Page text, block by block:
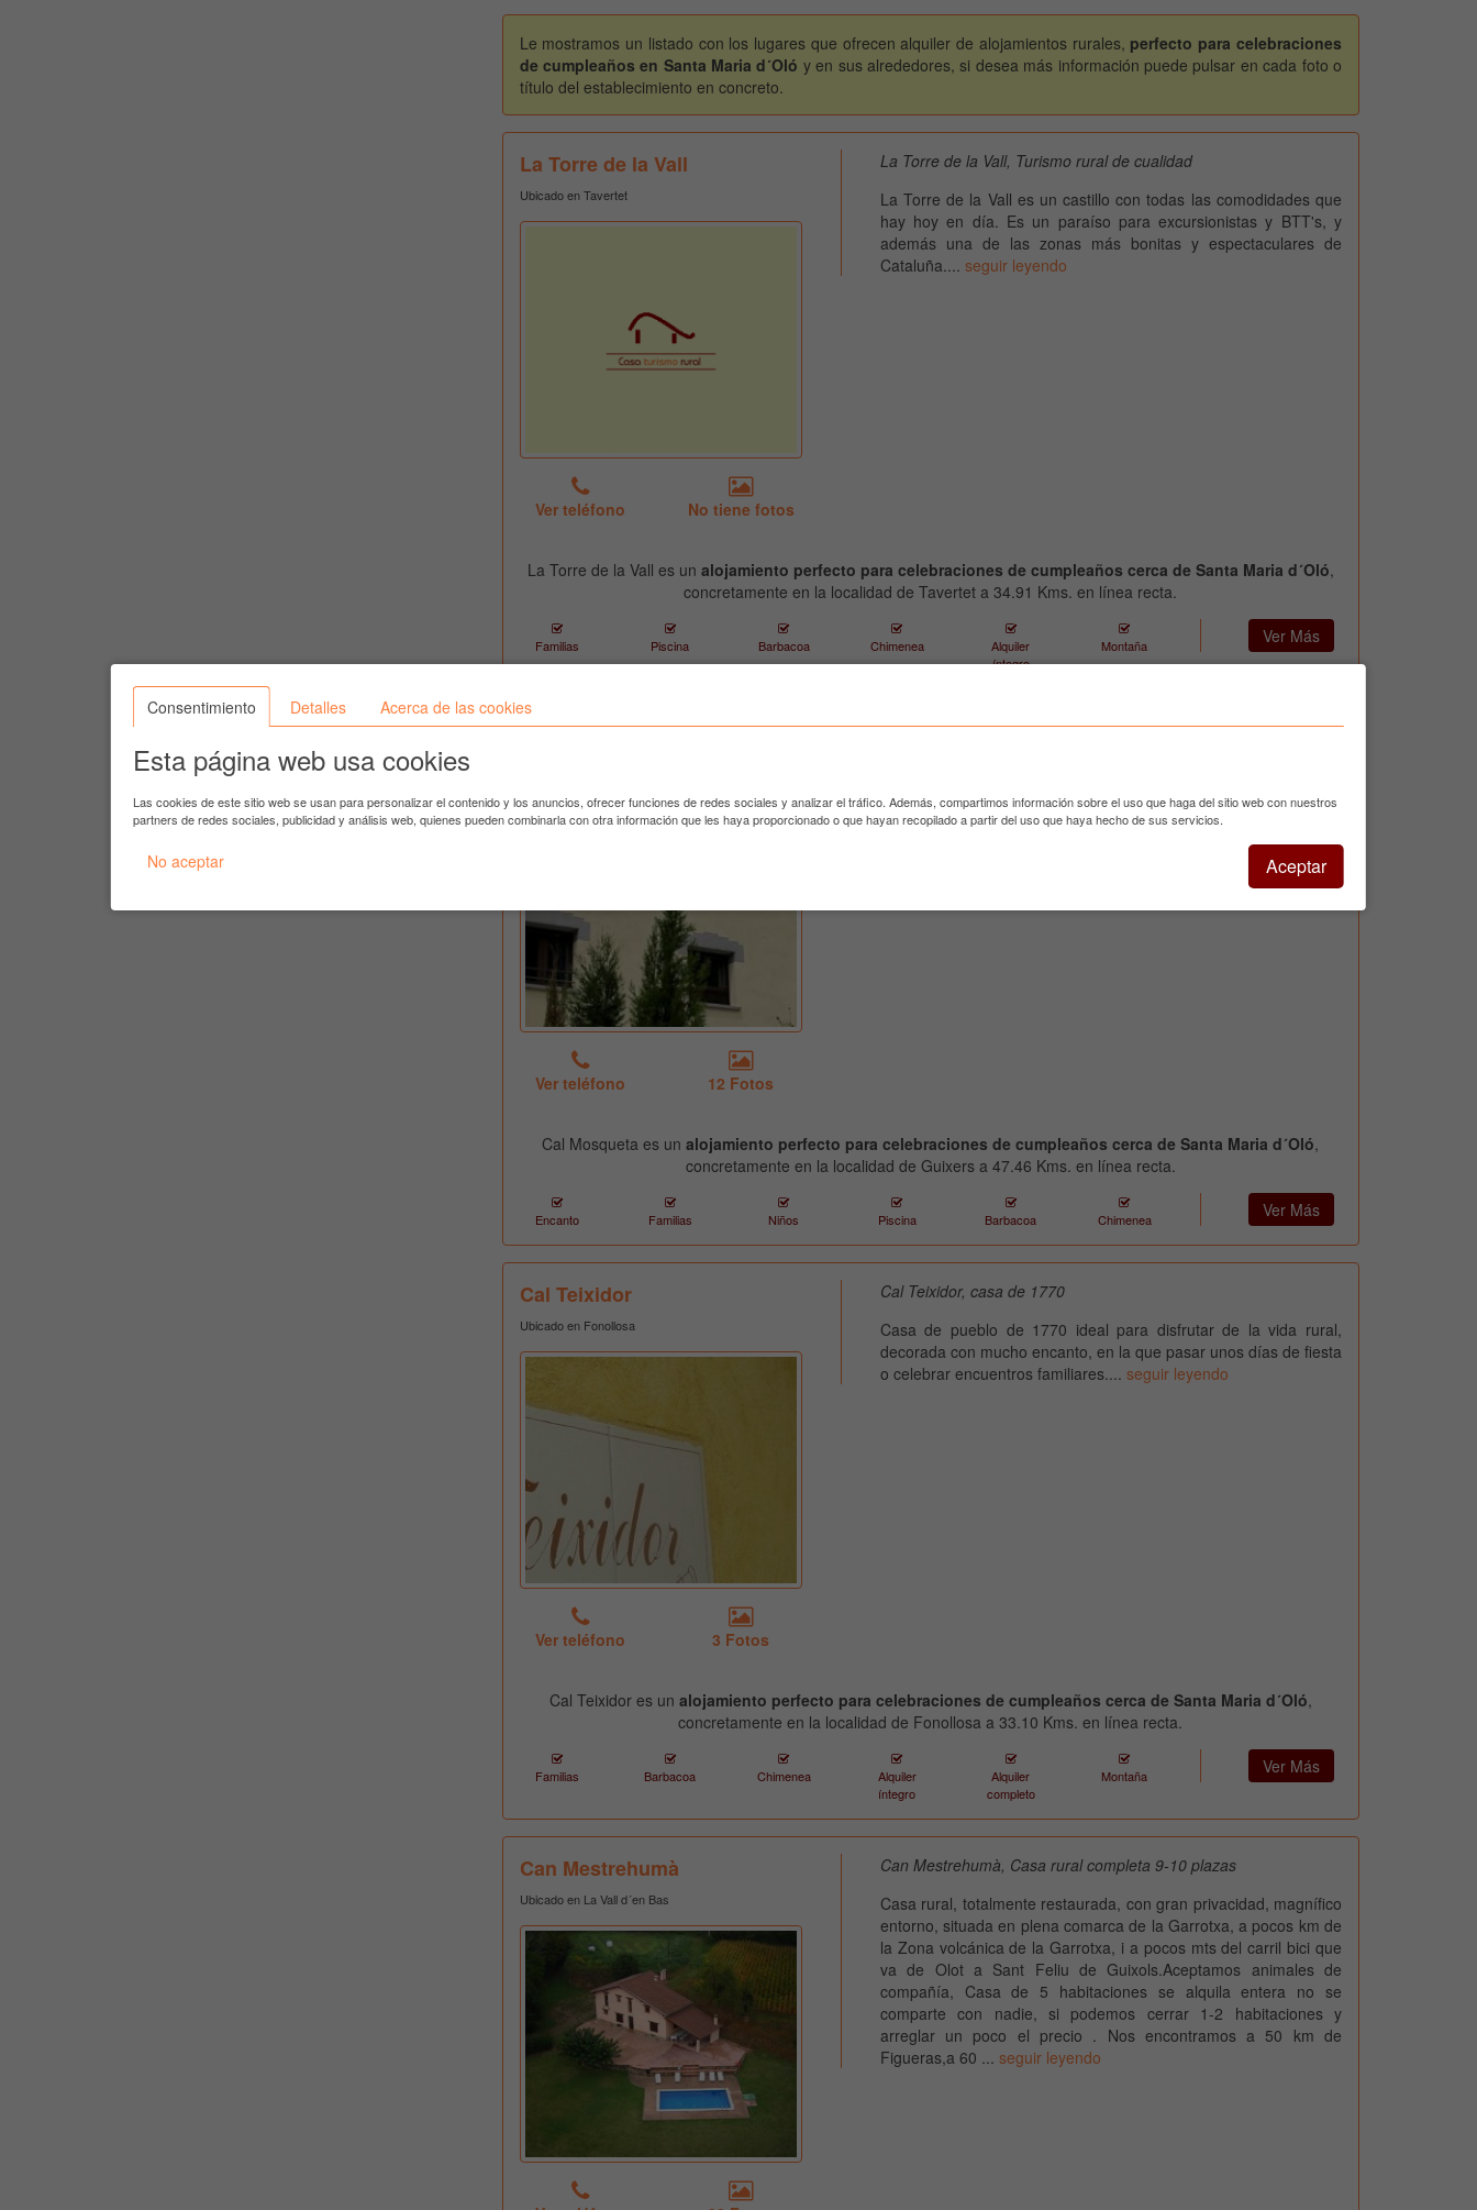
Le mostramos un listado con los lugares que ofrecen alquiler de alojamientos rurales, perfecto para celebraciones
de cumpleaños en Santa Maria d´Oló y en sus alrededores, si desea más información puede pulsar en cada foto o
título del establecimiento en concreto.
La Torre de la Vall
Ubicado en Tavertet
Ver teléfono No tiene fotos
La Torre de la Vall, Turismo rural de cualidad
La Torre de la Vall es un castillo con todas las comodidades que
hay hoy en día. Es un paraíso para excursionistas y BTT's, y
además una de las zonas más bonitas y espectaculares de
Cataluña.... seguir leyendo
La Torre de la Vall es un alojamiento perfecto para celebraciones de cumpleaños cerca de Santa Maria d´Oló,
concretamente en la localidad de Tavertet a 34.91 Kms. en línea recta.
Familias Piscina Barbacoa Chimenea
Alquiler
íntegro
Montaña Ver Más
Ver teléfono 12 Fotos
Los apartamentos rurales Cal Mosqueta se encuentran en plena
naturaleza, cerca de la localidad de Sant Llorenç de Morunys.
Son ideales para vacaciones en familia o grupos de amigos,
disponen de piscina al aire libre, barbacoa, parque infantil y un...
Cal Mosqueta es unalojamiento perfecto para celebraciones de cumpleaños cerca de Santa Maria d´Oló,
concretamente en la localidad de Guixers a 47.46 Kms. en línea recta.
Encanto Familias Niños Piscina Barbacoa Chimenea Ver Más
Cal Teixidor
Ubicado en Fonollosa
Ver teléfono 3 Fotos
Cal Teixidor, casa de 1770
Casa de pueblo de 1770 ideal para disfrutar de la vida rural,
decorada con mucho encanto, en la que pasar unos días de fiesta
o celebrar encuentros familiares.... seguir leyendo
Cal Teixidor es un alojamiento perfecto para celebraciones de cumpleaños cerca de Santa Maria d´Oló,
concretamente en la localidad de Fonollosa a 33.10 Kms. en línea recta.
Familias Barbacoa Chimenea
Alquiler
íntegro
Alquiler
completo
Montaña Ver Más
Can Mestrehumà
Ubicado en La Vall d´en Bas
Can Mestrehumà, Casa rural completa 9-10 plazas
Casa rural, totalmente restaurada, con gran privacidad, magnífico
entorno, situada en plena comarca de la Garrotxa, a pocos km de
la Zona volcánica de la Garrotxa, i a pocos mts del carril bici que
va de Olot a Sant Feliu de Guixols.Aceptamos animales de
compañía, Casa de 5 habitaciones se alquila entera no se
comparte con nadie, si podemos cerrar 1-2 habitaciones y
arreglar un poco el precio . Nos encontramos a 50 km de
Figueras,a 60 ... seguir leyendo
Consentimiento Detalles Acerca de las cookies
Esta página web usa cookies
Las cookies de este sitio web se usan para personalizar el contenido y los anuncios, ofrecer funciones de redes sociales y analizar el tráfico. Además, compartimos información sobre el uso que haga del sitio web con nuestros
partners de redes sociales, publicidad y análisis web, quienes pueden combinarla con otra información que les haya proporcionado o que hayan recopilado a partir del uso que haya hecho de sus servicios.
No aceptar Aceptar